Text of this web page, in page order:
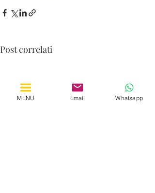
Post correlati
MENU Email Whatsapp